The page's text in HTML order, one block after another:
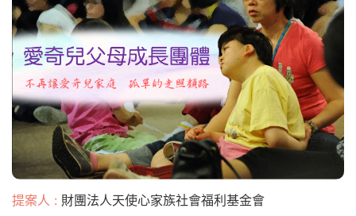
提案人 : 財團法人天使心家族社會福利基金會